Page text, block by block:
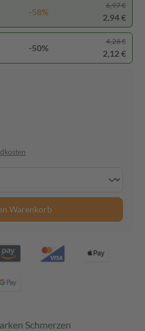
-58%
6,97 €
2,94 €
-50%
4,28 €
2,12 €
Warenkorb
Schmerzen